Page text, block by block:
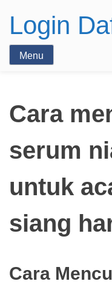
Login
Menu
Cara
serum
untuk
siang
Cara